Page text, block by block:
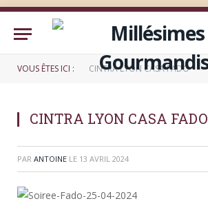
VOUS ÊTES ICI : CINTRA LYON CASA FADO
CINTRA LYON CASA FADO
PAR ANTOINE LE 13 AVRIL 2024